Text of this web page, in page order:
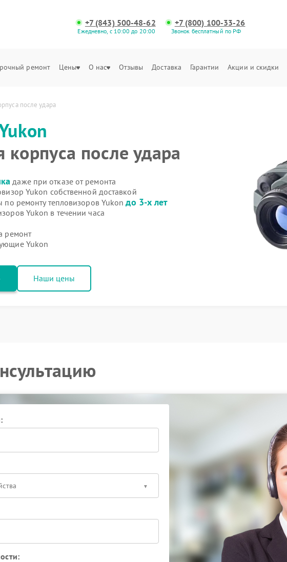
+7 (843) 500-48-62
Ежедневно, с 10:00 до 20:00
+7 (800) 100-33-26
Звонок бесплатный по РФ
ремонт Цены О нас Отзывы Доставка Гарантии Акции и скидки
после удара
после удара
даже при отказе от ремонта
Yukon собственной доставкой
по ремонту тепловизоров Yukonдо 3-х лет
Yukon в течении часа
ремонт
Yukon
Наши цены